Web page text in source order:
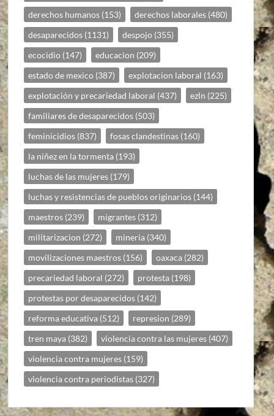
derechos humanos (153) derechos laborales (480)
desaparecidos (1131) despojo (355)
ecocidio (147) educacion (209)
estado de mexico (387) explotacion laboral (163)
explotación y precariedad laboral (437) ezln (225)
familiares de desaparecidos (503)
feminicidios (837) fosas clandestinas (160)
la niñez en la tormenta (193)
luchas de las mujeres (179)
luchas y resistencias de pueblos originarios (144)
maestros (239) migrantes (312)
militarizacion (272) mineria (340)
movilizaciones maestros (156) oaxaca (282)
precariedad laboral (272) protesta (198)
protestas por desaparecidos (142)
reforma educativa (512) represion (289)
tren maya (382) violencia contra las mujeres (407)
violencia contra mujeres (159)
violencia contra periodistas (327)